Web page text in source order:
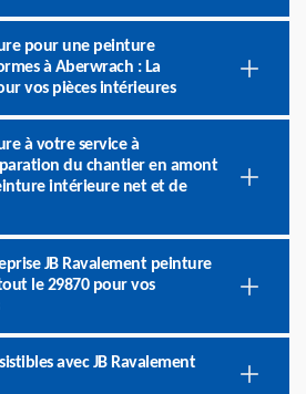
pour une peinture
à Aberwrach : La
vos pièces intérieures
à votre service à
du chantier en amont
intérieure net et de
JB Ravalement peinture
le 29870 pour vos
avec JB Ravalement